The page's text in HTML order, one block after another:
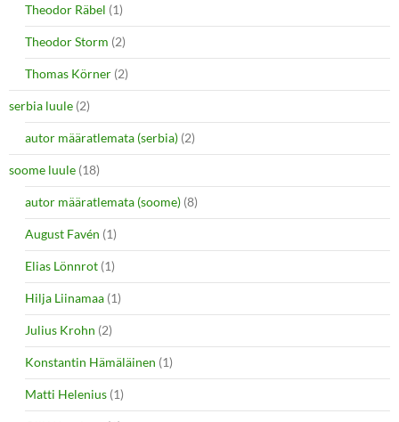
Theodor Räbel (1)
Theodor Storm (2)
Thomas Körner (2)
serbia luule (2)
autor määratlemata (serbia) (2)
soome luule (18)
autor määratlemata (soome) (8)
August Favén (1)
Elias Lönnrot (1)
Hilja Liinamaa (1)
Julius Krohn (2)
Konstantin Hämäläinen (1)
Matti Helenius (1)